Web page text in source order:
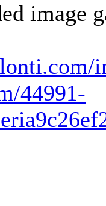
image
44991-